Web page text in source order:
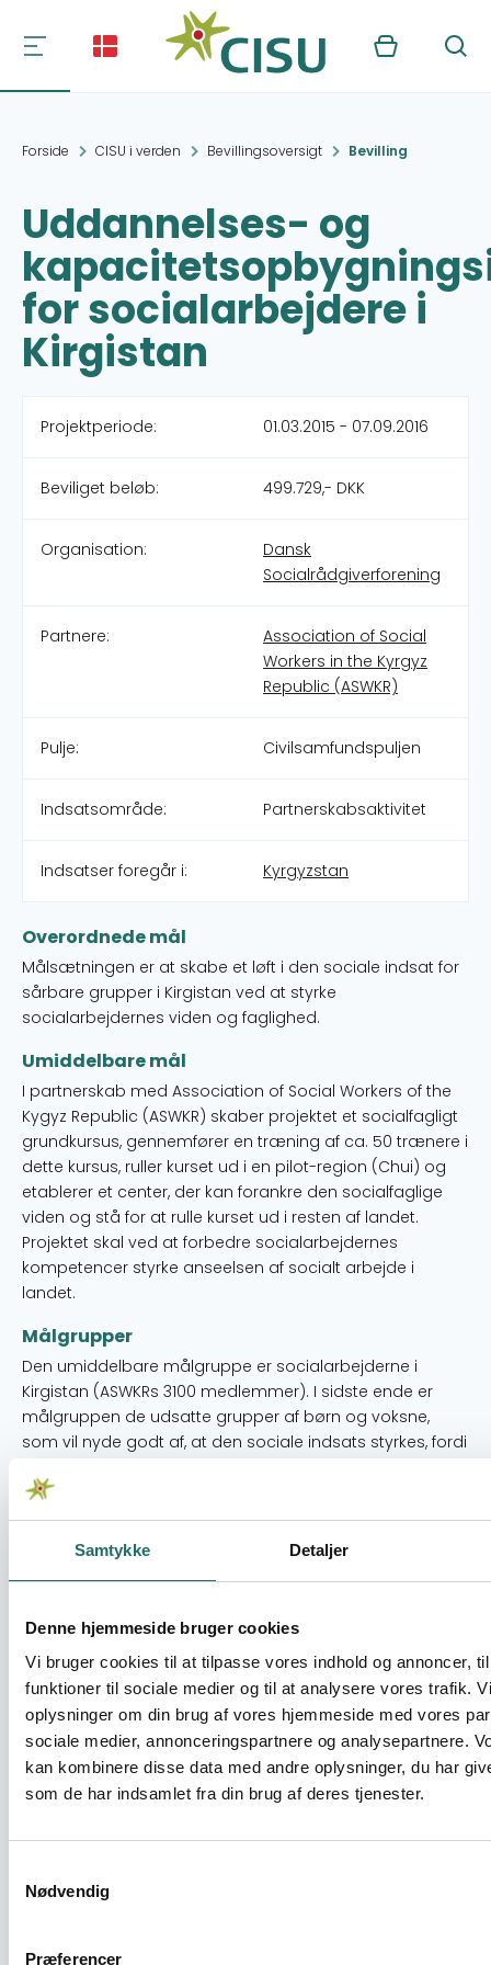
Samtykke Detaljer
Denne hjemmeside bruger cookies
Vi bruger cookies til at tilpasse vores indhold og annoncer,
funktioner til sociale medier og til at analysere vores trafik.
oplysninger om din brug af vores hjemmeside med vores
sociale medier, annonceringspartnere og analysepartnere.
kan kombinere disse data med andre oplysninger, du har
som de har indsamlet fra din brug af deres tjenester.
Nødvendig
Præferencer
Kurv Søg
Forside CISU i verden Bevillingsoversigt Bevilling
Uddannelses- og
for socialarbejdere i
Kirgistan
Projektperiode: 01.03.2015 - 07.09.2016
Beviliget beløb: 499.729,- DKK
Organisation:
Dansk
Socialrådgiverforening
Partnere:
Association of Social
Workers in the Kyrgyz
Republic (ASWKR)
Pulje: Civilsamfundspuljen
Indsatsområde: Partnerskabsaktivitet
Indsatser foregår i: Kyrgyzstan
Overordnede mål
Målsætningen er at skabe et løft i den sociale indsat for
sårbare grupper i Kirgistan ved at styrke
socialarbejdernes viden og faglighed.
Umiddelbare mål
I partnerskab med Association of Social Workers of the
Kygyz Republic (ASWKR) skaber projektet et socialfagligt
grundkursus, gennemfører en træning af ca. 50 trænere i
dette kursus, ruller kurset ud i en pilot-region (Chui) og
etablerer et center, der kan forankre den socialfaglige
viden og stå for at rulle kurset ud i resten af landet.
Projektet skal ved at forbedre socialarbejdernes
kompetencer styrke anseelsen af socialt arbejde i
landet.
Målgrupper
Den umiddelbare målgruppe er socialarbejderne i
Kirgistan (ASWKRs 3100 medlemmer). I sidste ende er
målgruppen de udsatte grupper af børn og voksne,
som vil nyde godt af, at den sociale indsats styrkes, fordi
grundkurset og ved den efterfølgende aktivitet fra det
oprettede center.
Resume
kirgisiske socialarbejdere, der er uden uddannelse/kun
har kort uddannelse. Det udviklede kursus med en
training of trainer (ToT) skal afprøves i Chui-regionen, og
efter projektets afslutning rulles ud til landets andre
regioner. Udrulningen og den fortsatte faglige
opkvalificering forankres i et permanent uddannelses-
og videnscenter. Partnerskabet mellem Dansk
Socialrådgiverforening og ASWKR, den kirgisiske
muligheden for at organisere socialarbejderne og
gennemføres i samarbejde med Bishkek Humanities